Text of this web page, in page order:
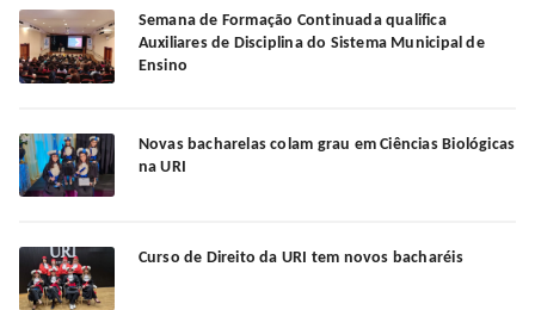
Semana de Formação Continuada qualifica
Auxiliares de Disciplina do Sistema Municipal de
Ensino
Novas bacharelas colam grau em Ciências Biológicas
na URI
Curso de Direito da URI tem novos bacharéis